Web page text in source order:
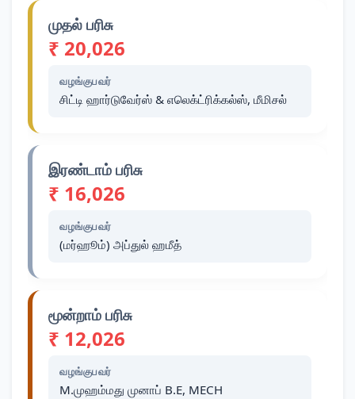
முதல் பரிசு
₹ 20,026
வழங்குபவர்
சிட்டி ஹார்டுவேர்ஸ் & எலெக்ட்ரிக்கல்ஸ், மீமிசல்
இரண்டாம் பரிசு
₹ 16,026
வழங்குபவர்
(மர்ஹூம்) அப்துல் ஹமீத்
மூன்றாம் பரிசு
₹ 12,026
வழங்குபவர்
M.முஹம்மது முனாப் B.E, MECH